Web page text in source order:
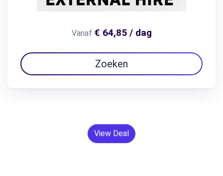
Vanaf € 64,85 / dag
Zoeken
View Deal